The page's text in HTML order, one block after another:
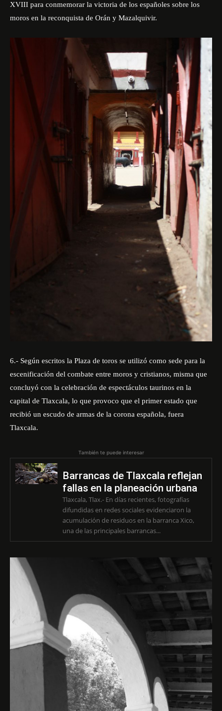
XVIII para conmemorar la victoria de los españoles sobre los
moros en la reconquista de Orán y Mazalquivir.
6.- Según escritos la Plaza de toros se utilizó como sede para la
escenificación del combate entre moros y cristianos, misma que
concluyó con la celebración de espectáculos taurinos en la
capital de Tlaxcala, lo que provoco que el primer estado que
recibió un escudo de armas de la corona española, fuera
Tlaxcala.
También te puede interesar
Barrancas de Tlaxcala reflejan
fallas en la planeación urbana
Tlaxcala, Tlax.- En días recientes, fotografías
difundidas en redes sociales evidenciaron la
acumulación de residuos en la barranca Xico,
una de las principales barrancas...